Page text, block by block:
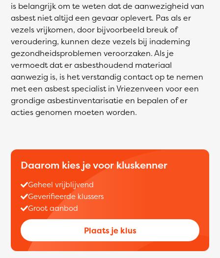
is belangrijk om te weten dat de aanwezigheid van
asbest niet altijd een gevaar oplevert. Pas als er
vezels vrijkomen, door bijvoorbeeld breuk of
veroudering, kunnen deze vezels bij inademing
gezondheidsproblemen veroorzaken. Als je
vermoedt dat er asbesthoudend materiaal
aanwezig is, is het verstandig contact op te nemen
met een asbest specialist in Vriezenveen voor een
grondige asbestinventarisatie en bepalen of er
acties genomen moeten worden.
Daarom kies je voor kluskenner
Geheel vrijblijvend
Geverifieerde klussers
Groot aanbod
Plaats je klus